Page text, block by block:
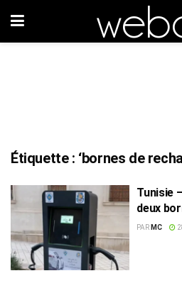
Étiquette : ‘bornes de
Tunisie
deux
PAR MC